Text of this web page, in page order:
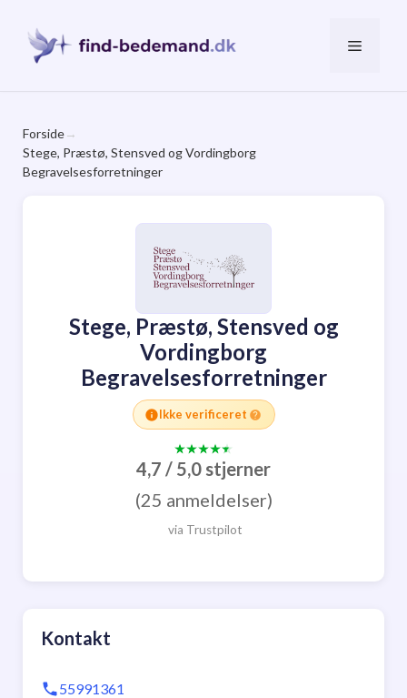
indhold
Menu
Forside→
Stege, Præstø, Stensved og Vordingborg
Begravelsesforretninger
Stege, Præstø, Stensved og
Vordingborg
Begravelsesforretninger
Ikke verificeret
4,7 / 5,0 stjerner
(25 anmeldelser)
via Trustpilot
Kontakt
55991361